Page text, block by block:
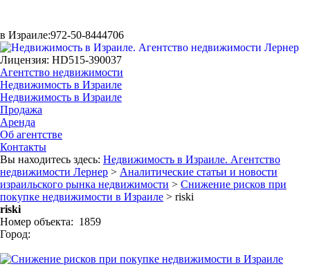
в Израиле:972-50-8444706
Лицензия: HD515-390037
Агентство недвижимости
Недвижимость в Израиле
Недвижимость в Израиле
Продажа
Аренда
Об агентстве
Контакты
Вы находитесь здесь: Недвижимость в Израиле. Агентство
недвижимости Лернер > Аналитические статьи и новости
израильского рынка недвижимости > Снижение рисков при
покупке недвижимости в Израиле > riski
riski
Номер объекта: 1859
Город: